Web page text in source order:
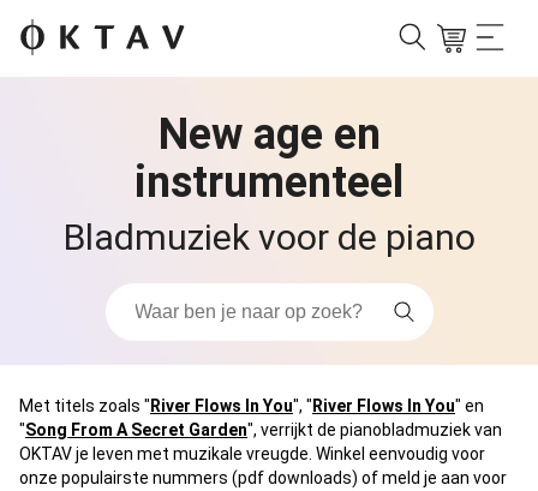
New age en
instrumenteel
Bladmuziek voor de piano
Met titels zoals " River Flows In You", " River Flows In You" en
"Song From A Secret Garden", verrijkt de pianobladmuziek van
OKTAV je leven met muzikale vreugde. Winkel eenvoudig voor
onze populairste nummers (pdf downloads) of meld je aan voor